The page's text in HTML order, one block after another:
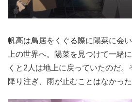
帆高は鳥居をくぐる際に陽菜に会
上の世界へ。陽菜を見つけて一緒
くと2人は地上に戻っていたのだ
降り注ぎ、雨が止むことはなかった